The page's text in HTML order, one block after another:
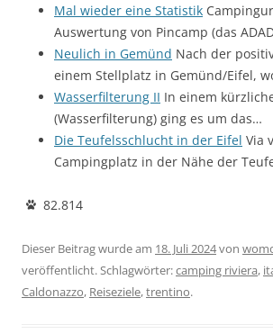
Mal wieder eine Statistik
Auswertung von Pincamp (das
Neulich in Gemünd Nach der
einem Stellplatz in Gemünd/Eifel,
Wasserfilterung II In einem
(Wasserfilterung) ging es um das…
Die Teufelsschlucht in der Eifel Via
Campingplatz in der Nähe der
82.814
Dieser Beitrag wurde am 18. Juli 2024von
veröffentlicht. Schlagwörter:camping riviera,
Caldonazzo, Reiseziele,trentino.